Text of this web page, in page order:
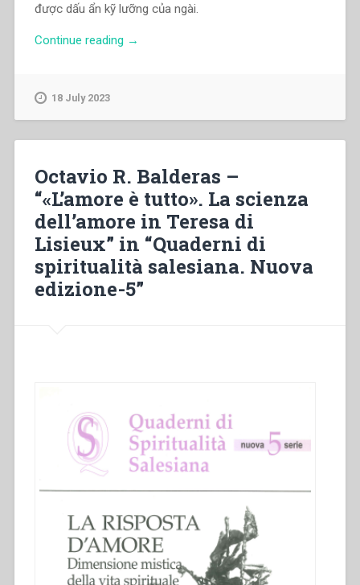
được dấu ẩn kỹ lưỡng của ngài.
Continue reading “Teresio
mới”
→
18 July 2023
Octavio R. Balderas –
“«L’amore è tutto». La scienza
dell’amore in Teresa di
Lisieux” in “Quaderni di
spiritualità salesiana. Nuova
edizione-5”